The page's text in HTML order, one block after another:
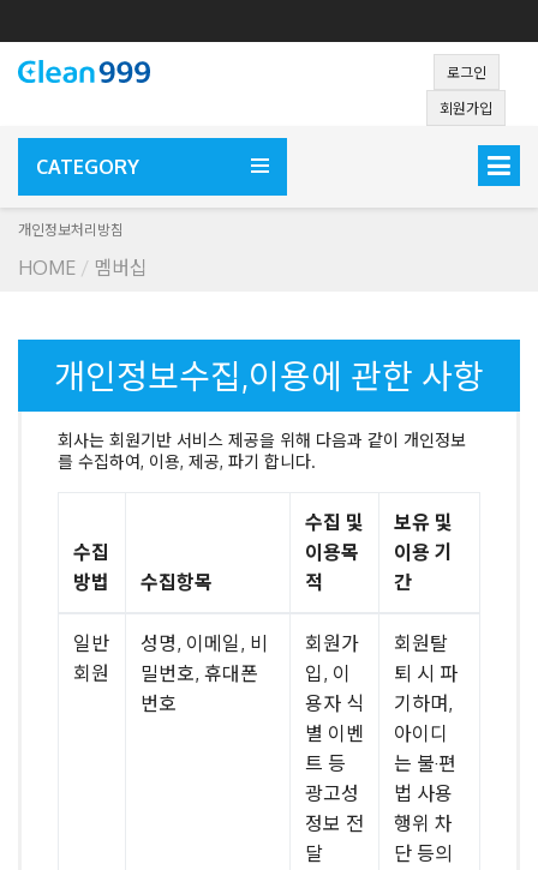
로그인
회원가입
CATEGORY
개인정보처리방침
HOME 멤버십
개인정보수집,이용에 관한 사항
회사는 회원기반 서비스 제공을 위해 다음과 같이 개인정보
를 수집하여, 이용, 제공, 파기 합니다.
수집
방법
수집항목
수집 및
이용목
적
보유 및
이용 기
간
일반
회원
성명, 이메일, 비
밀번호, 휴대폰
번호
회원가
입, 이
용자 식
별 이벤
트 등
광고성
정보 전
달
회원탈
퇴 시 파
기하며,
아이디
는 불·편
법 사용
행위 차
단 등의